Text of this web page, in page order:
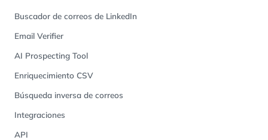
Buscador de correos de LinkedIn
Email Verifier
AI Prospecting Tool
Enriquecimiento CSV
Búsqueda inversa de correos
Integraciones
API